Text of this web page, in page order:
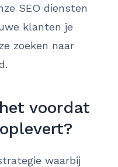
SEO diensten
klanten je
zoeken naar
voordat
waarbij